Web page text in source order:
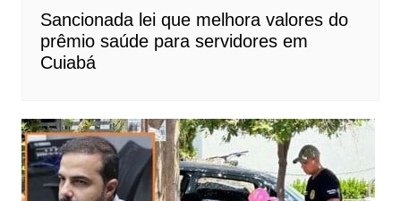
Sancionada lei que melhora valores do
prêmio saúde para servidores em
Cuiabá